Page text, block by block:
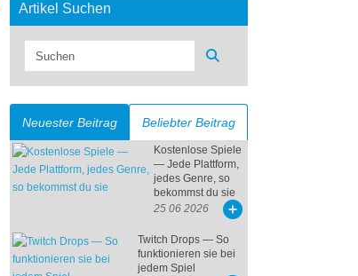
Artikel Suchen
Neuester Beitrag Beliebter Beitrag
Kostenlose Spiele
— Jede Plattform,
jedes Genre, so
bekommst du sie
25 06 2026
Twitch Drops — So
funktionieren sie bei
jedem Spiel